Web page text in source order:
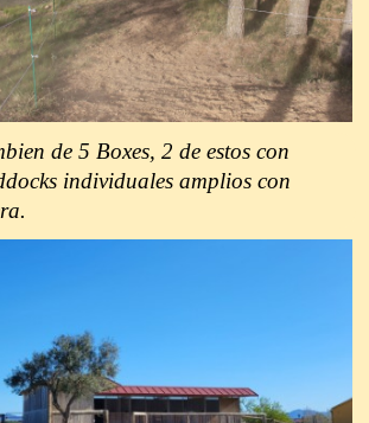
de 5 Boxes, 2 de estos con
individuales amplios con